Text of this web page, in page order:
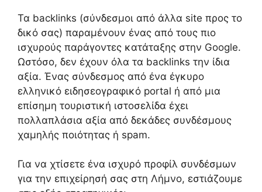
Τα backlinks (σύνδεσμοι από άλλα site προς το
δικό σας) παραμένουν ένας από τους πιο
ισχυρούς παράγοντες κατάταξης στην Google.
Ωστόσο, δεν έχουν όλα τα backlinks την ίδια
αξία. Ένας σύνδεσμος από ένα έγκυρο
ελληνικό ειδησεογραφικό portal ή από μια
επίσημη τουριστική ιστοσελίδα έχει
πολλαπλάσια αξία από δεκάδες συνδέσμους
χαμηλής ποιότητας ή spam.
Για να χτίσετε ένα ισχυρό προφίλ συνδέσμων
για την επιχείρησή σας στη Λήμνο, εστιάζουμε